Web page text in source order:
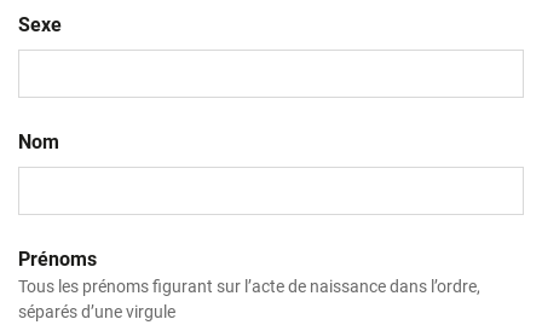
Sexe
Nom
Prénoms
Tous les prénoms figurant sur l’acte de naissance dans l’ordre,
séparés d’une virgule